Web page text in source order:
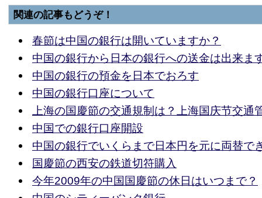
関連の記事もどうぞ！
春節は中国の銀行は開いていますか？
中国の銀行から日本の銀行への送金は出来ま
中国の銀行の預金を日本でおろす
中国の銀行口座について
上海の国慶節の交通規制は？上海国庆节交通
中国での銀行口座開設
中国の銀行でいくらまで日本円を元に両替で
国慶節の西安の鉄道切符購入
今年2009年の中国国慶節の休日はいつまで？